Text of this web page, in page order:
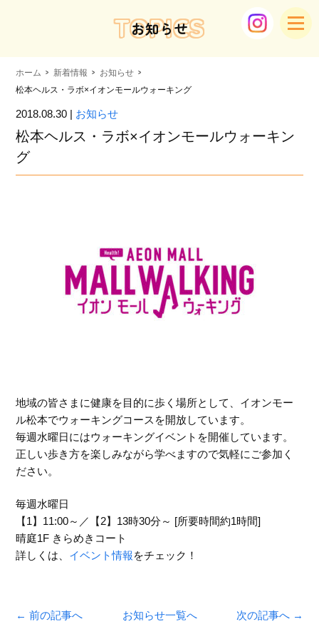
TOPICS
お知らせ
ホーム 新着情報
お知らせ
松本ヘルス・ラボ×イオンモールウォーキング
2018.08.30 | お知らせ
松本ヘルス・ラボ×イオンモールウォーキン
グ
地域の皆さまに健康を目的に歩く場所として、イオンモー
ル松本でウォーキングコースを開放しています。
毎週水曜日にはウォーキングイベントを開催しています。
正しい歩き方を楽しみながら学べますので気軽にご参加く
ださい。
毎週水曜日
【1】11:00～／【2】13時30分～ [所要時間約1時間]
晴庭1F きらめきコート
詳しくは、 イベント情報をチェック！
← 前の記事へ お知らせ一覧へ 次の記事へ →